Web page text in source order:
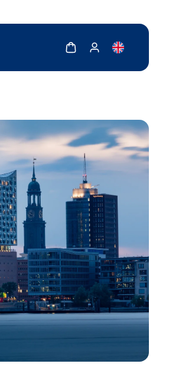
Zobrazit košíkZobrazit můj účet